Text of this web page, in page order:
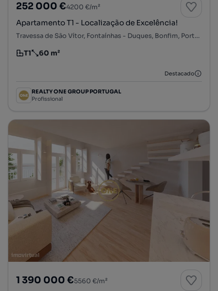
252 000 €4200 €/m²
Apartamento T1 - Localização de Excelência!
Travessa de São Vítor, Fontaínhas - Duques, Bonfim, Porto, Porto
Tipologia
T1
Preço por metro quadrado
60 m²
Destacado
REALTY ONE GROUP PORTUGAL
Profissional
1 390 000 €5560 €/m²